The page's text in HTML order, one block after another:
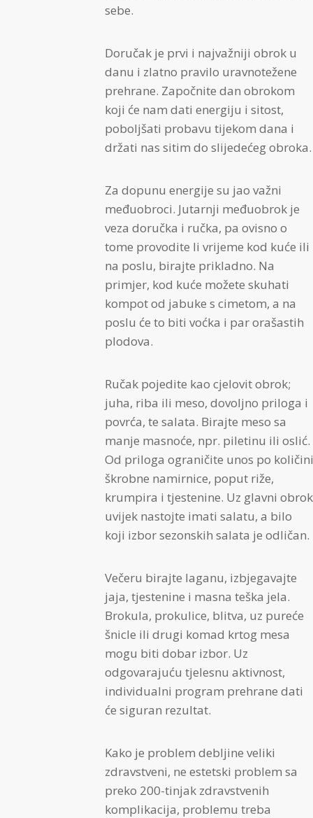
sebe.
Doručak je prvi i najvažniji obrok u
danu i zlatno pravilo uravnotežene
prehrane. Započnite dan obrokom
koji će nam dati energiju i sitost,
poboljšati probavu tijekom dana i
držati nas sitim do slijedećeg obroka.
Za dopunu energije su jao važni
međuobroci. Jutarnji međuobrok je
veza doručka i ručka, pa ovisno o
tome provodite li vrijeme kod kuće ili
na poslu, birajte prikladno. Na
primjer, kod kuće možete skuhati
kompot od jabuke s cimetom, a na
poslu će to biti voćka i par orašastih
plodova.
Ručak pojedite kao cjelovit obrok;
juha, riba ili meso, dovoljno priloga i
povrća, te salata. Birajte meso sa
manje masnoće, npr. piletinu ili oslić.
Od priloga ograničite unos po količini
škrobne namirnice, poput riže,
krumpira i tjestenine. Uz glavni obrok
uvijek nastojte imati salatu, a bilo
koji izbor sezonskih salata je odličan.
Večeru birajte laganu, izbjegavajte
jaja, tjestenine i masna teška jela.
Brokula, prokulice, blitva, uz pureće
šnicle ili drugi komad krtog mesa
mogu biti dobar izbor. Uz
odgovarajuću tjelesnu aktivnost,
individualni program prehrane dati
će siguran rezultat.
Kako je problem debljine veliki
zdravstveni, ne estetski problem sa
preko 200-tinjak zdravstvenih
komplikacija, problemu treba